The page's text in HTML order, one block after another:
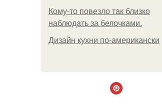
Кому-то повезло так близко
наблюдать за белочками.
Дизайн кухни по-американски